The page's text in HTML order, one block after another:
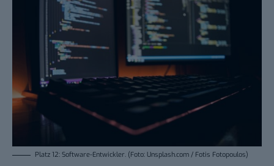
Platz 12: Software-Entwickler. (Foto: Unsplash.com / Fotis Fotopoulos)